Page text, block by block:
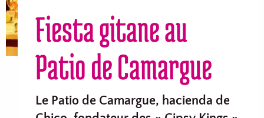
Fiesta gitane au
Patio de Camargue
Le Patio de Camargue, hacienda de